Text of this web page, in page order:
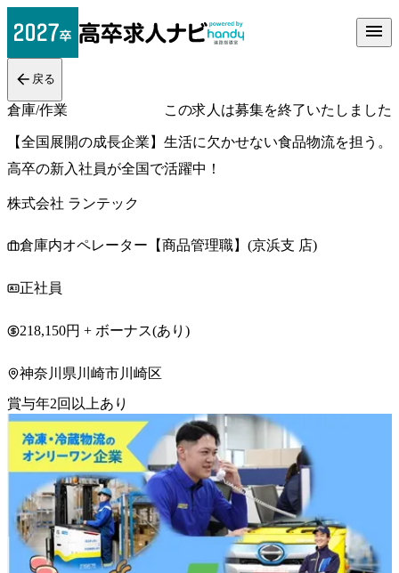
戻る
倉庫/作業 この求人は募集を終了いたしました
【全国展開の成長企業】生活に欠かせない食品物流を担う。
高卒の新入社員が全国で活躍中！
株式会社 ランテック
倉庫内オペレーター【商品管理職】(京浜支 店)
正社員
218,150円 + ボーナス(あり)
神奈川県川崎市川崎区
賞与年2回以上あり